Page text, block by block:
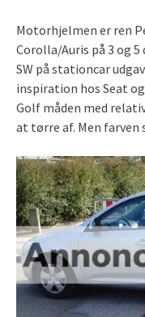
Motorhjelmen er ren
Corolla/Auris på 3 og
SW på stationcar
inspiration hos Seat
Golf måden med
at tørre af. Men farven